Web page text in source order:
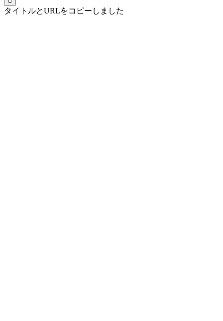
タイトルとURLをコピーしました